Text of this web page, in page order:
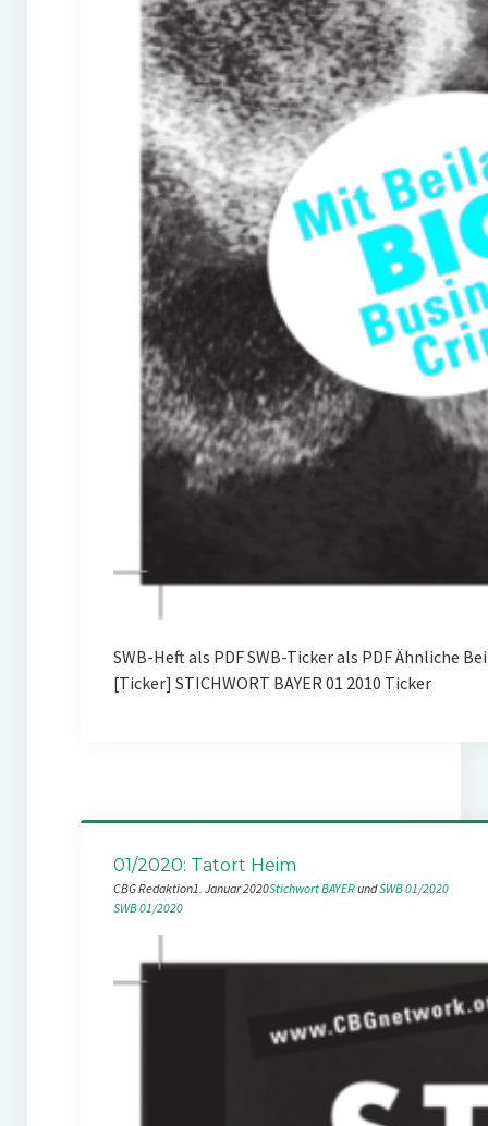
SWB-Heft als PDF SWB-Ticker als PDF Ähnliche
[Ticker] STICHWORT BAYER 01 2010 Ticker
01/2020: Tatort Heim
CBG Redaktion1. Januar 2020Stichwort BAYER und SWB 01/2020
SWB 01/2020